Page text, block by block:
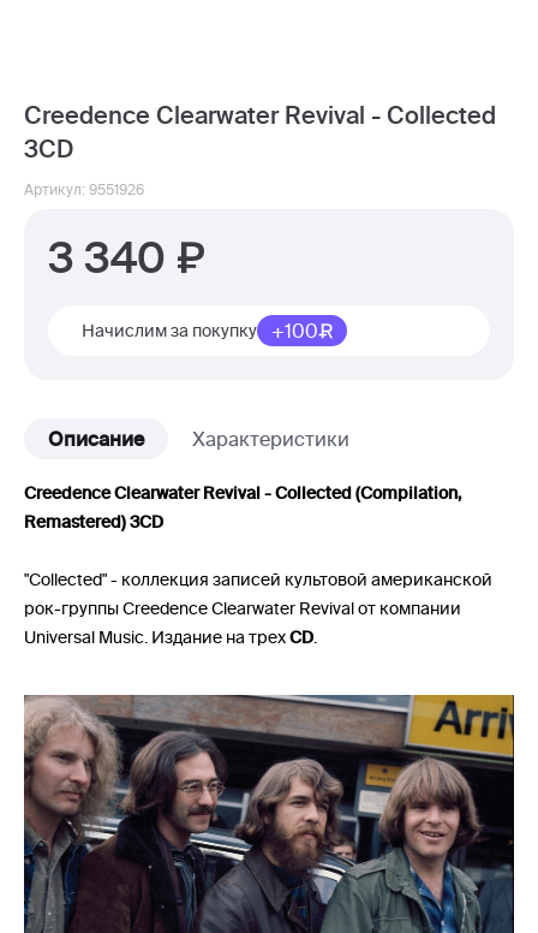
Creedence Clearwater Revival - Collected
3CD
Артикул: 9551926
3 340
Начислим за покупку +100
Описание Характеристики
Creedence Clearwater Revival - Collected (Compilation,
Remastered) 3CD
"Collected" - коллекция записей культовой американской
рок-группы Creedence Clearwater Revival от компании
Universal Music. Издание на трехCD